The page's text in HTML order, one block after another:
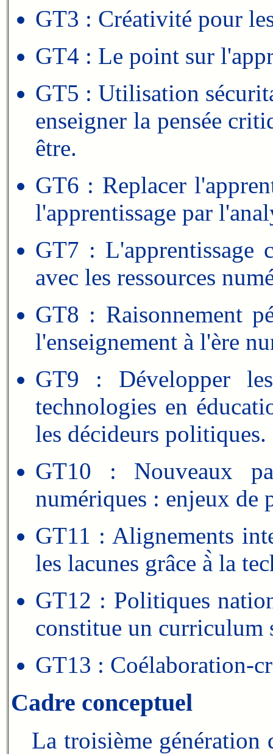
GT3 : Créativité pour
GT4 : Le point sur
GT5 : Utilisation
enseigner la pensée
être.
GT6 : Replacer
l'apprentissage par
GT7 : L'apprentissage
avec les ressources
GT8 : Raisonnement
l'enseignement à l'ère
GT9 : Développer
technologies en
les décideurs politiques.
GT10 : Nouveaux
numériques : enjeux de
GT11 : Alignements
les lacunes grâce à̀ la
GT12 : Politiques
constitue un curriculum
GT13 : Coélaboration-
Cadre conceptuel
La troisième génération